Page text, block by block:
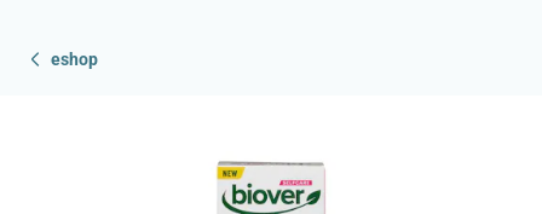
eshop